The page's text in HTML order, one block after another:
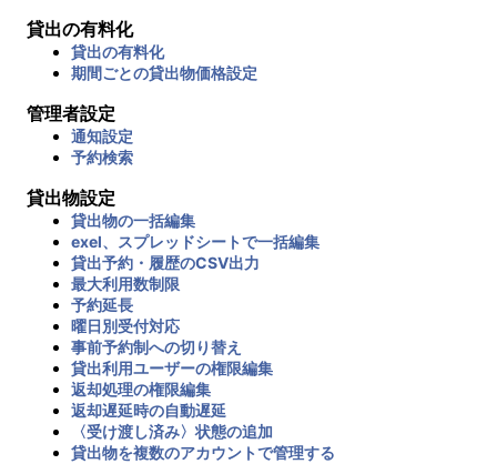
貸出の有料化
貸出の有料化
期間ごとの貸出物価格設定
管理者設定
通知設定
予約検索
貸出物設定
貸出物の一括編集
exel、スプレッドシートで一括編集
貸出予約・履歴のCSV出力
最大利用数制限
予約延長
曜日別受付対応
事前予約制への切り替え
貸出利用ユーザーの権限編集
返却処理の権限編集
返却遅延時の自動遅延
〈受け渡し済み〉状態の追加
貸出物を複数のアカウントで管理する